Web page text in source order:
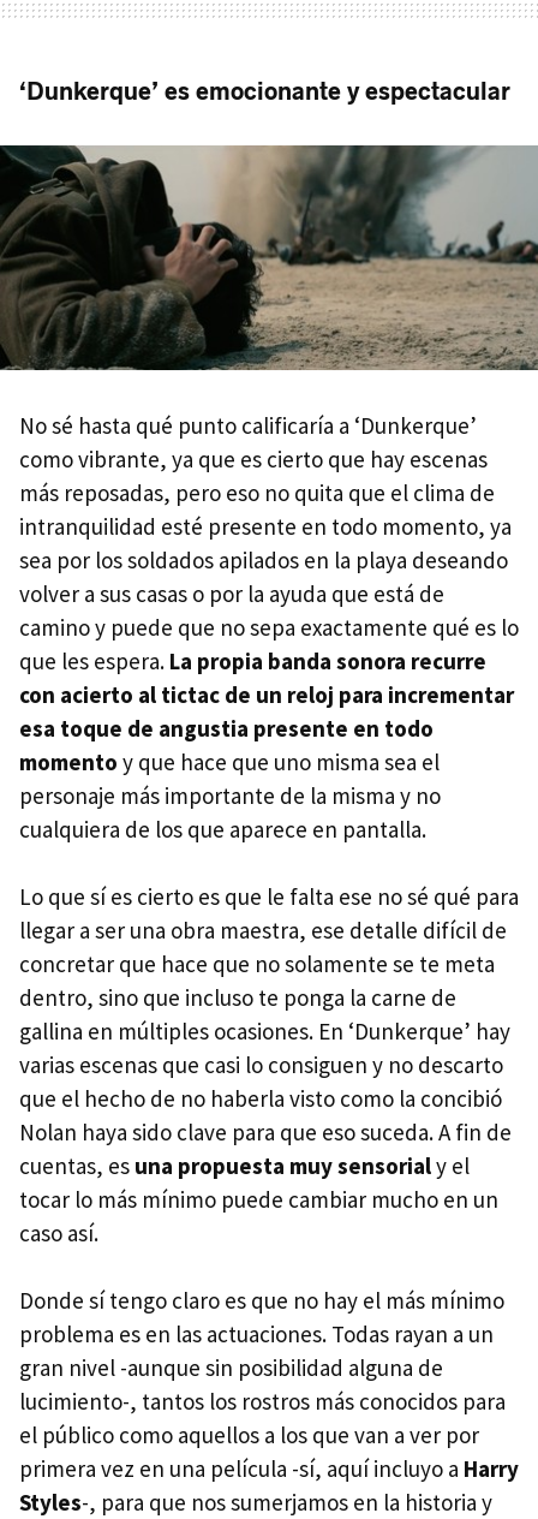
‘Dunkerque’ es emocionante y espectacular
No sé hasta qué punto calificaría a ‘Dunkerque’
como vibrante, ya que es cierto que hay escenas
más reposadas, pero eso no quita que el clima de
intranquilidad esté presente en todo momento, ya
sea por los soldados apilados en la playa deseando
volver a sus casas o por la ayuda que está de
camino y puede que no sepa exactamente qué es lo
que les espera. La propia banda sonora recurre
con acierto al tictac de un reloj para incrementar
esa toque de angustia presente en todo
momento y que hace que uno misma sea el
personaje más importante de la misma y no
cualquiera de los que aparece en pantalla.
Lo que sí es cierto es que le falta ese no sé qué para
llegar a ser una obra maestra, ese detalle difícil de
concretar que hace que no solamente se te meta
dentro, sino que incluso te ponga la carne de
gallina en múltiples ocasiones. En ‘Dunkerque’ hay
varias escenas que casi lo consiguen y no descarto
que el hecho de no haberla visto como la concibió
Nolan haya sido clave para que eso suceda. A fin de
cuentas, es una propuesta muy sensorialy el
tocar lo más mínimo puede cambiar mucho en un
caso así.
Donde sí tengo claro es que no hay el más mínimo
problema es en las actuaciones. Todas rayan a un
gran nivel -aunque sin posibilidad alguna de
lucimiento-, tantos los rostros más conocidos para
el público como aquellos a los que van a ver por
primera vez en una película -sí, aquí incluyo a Harry
Styles-, para que nos sumerjamos en la historia y